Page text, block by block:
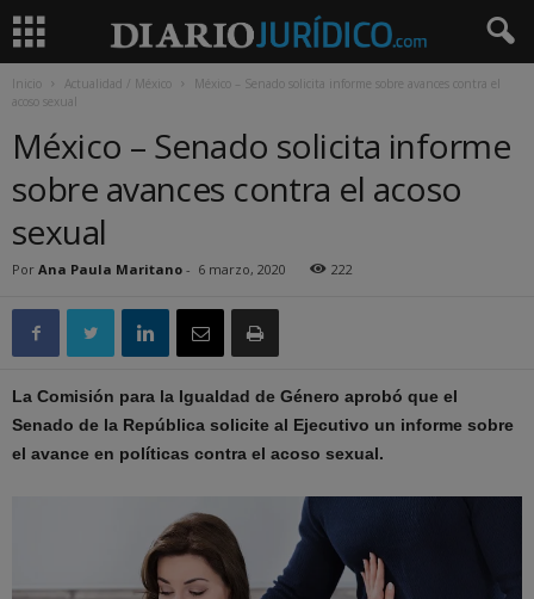
Inicio Actualidad / México
México – Senado solicita informe sobre avances contra el
acoso sexual
México – Senado solicita informe
sobre avances contra el acoso
sexual
Por Ana Paula Maritano - 6 marzo, 2020 222
La Comisión para la Igualdad de Género aprobó que el
Senado de la República solicite al Ejecutivo un informe sobre
el avance en políticas contra el acoso sexual.